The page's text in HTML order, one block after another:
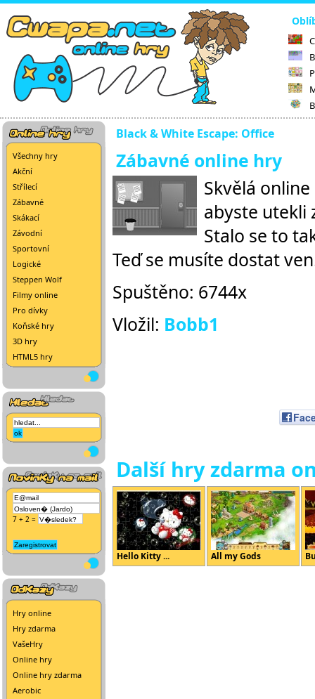
Všechny hry
Akční
Střílecí
Zábavné
Skákací
Závodní
Sportovní
Logické
Steppen Wolf
Filmy online
Pro dívky
Koňské hry
3D hry
HTML5 hry
7 + 2 =
Hry online
Hry zdarma
VašeHry
Online hry
Online hry zdarma
Aerobic
Black & White Escape: Office
Zábavné online hry
Skvělá
abyste utekli
Stalo se to
Teď se musíte dostat
Spuštěno: 6744x
Vložil: Bobb1
Další hry zdarma
Hello Kitty ... All my Gods